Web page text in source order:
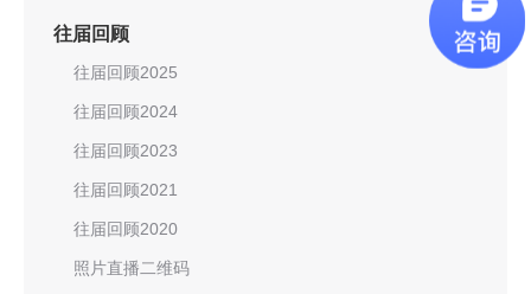
往届回顾
往届回顾2025
往届回顾2024
往届回顾2023
往届回顾2021
往届回顾2020
照片直播二维码